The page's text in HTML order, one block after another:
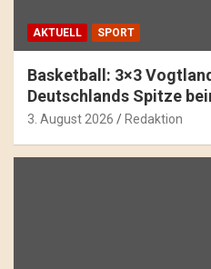
AKTUELL SPORT
Basketball: 3×3
Deutschlands Spitze
3. August 2026 Redaktion